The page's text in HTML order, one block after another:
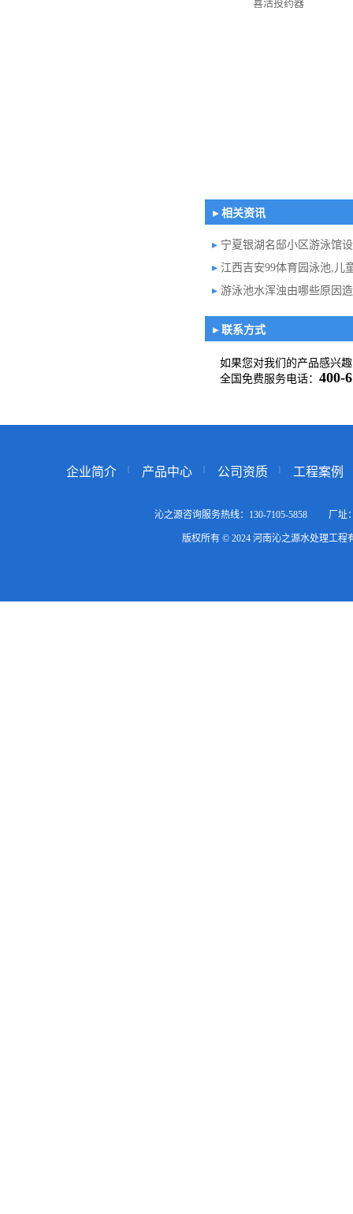
喜活投药器
▸ 相关资讯
▸ 宁夏银湖名邸小区游泳馆
▸ 江西吉安99体育园泳池,儿
▸ 游泳池水浑浊由哪些原因
▸ 联系方式
如果您对我们的产品感兴
全国免费服务电话： 400-
企业简介 产品中心 公司资质 工程案例
沁之源咨询服务热线：130-7105-5858 厂
版权所有 © 2024 河南沁之源水处理工